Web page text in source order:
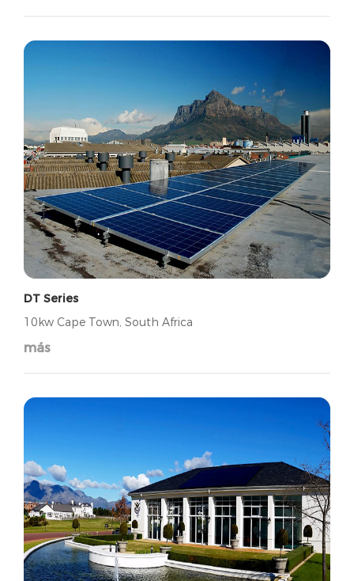
DT Series
10kw Cape Town, South Africa
más